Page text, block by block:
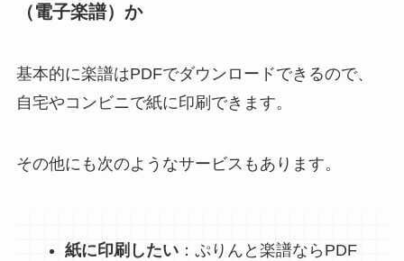
（電子楽譜）か
基本的に楽譜はPDFでダウンロードできるので、
自宅やコンビニで紙に印刷できます。
その他にも次のようなサービスもあります。
紙に印刷したい：ぷりんと楽譜ならPDF